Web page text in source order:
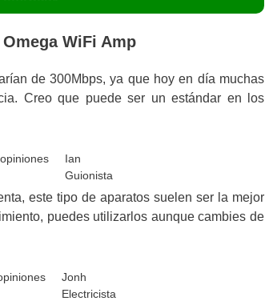
WiFi Amp
de 300Mbps, ya que hoy en día muchas
Creo que puede ser un estándar en los
Ian
Guionista
este tipo de aparatos suelen ser la mejor
puedes utilizarlos aunque cambies de
Jonh
Electricista